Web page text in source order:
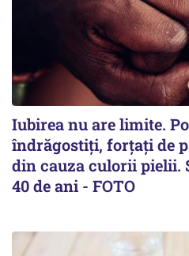
Iubirea nu are limite.
îndrăgostiţi, forţaţi de
din cauza culorii pielii.
40 de ani - FOTO